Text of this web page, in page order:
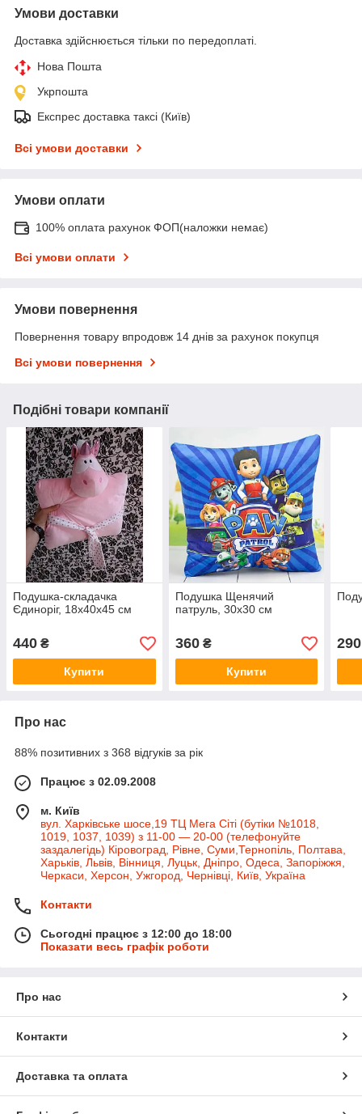
Умови доставки
Доставка здійснюється тільки по передоплаті.
Нова Пошта
Укрпошта
Експрес доставка таксі (Київ)
Всі умови доставки
Умови оплати
100% оплата рахунок ФОП(наложки немає)
Всі умови оплати
Умови повернення
Повернення товару впродовж 14 днів за рахунок покупця
Всі умови повернення
Подібні товари компанії
Подушка-складачка
Єдиноріг, 18х40х45 см
440 ₴
Купити
Подушка Щенячий
патруль, 30х30 см
360₴
Купити
290
Про нас
88% позитивних з 368 відгуків за рік
Працює з 02.09.2008
м. Київ
вул. Харківське шосе,19 ТЦ Мега Сіті (бутіки №1018,
1019, 1037, 1039) з 11-00 — 20-00 (телефонуйте
заздалегідь) Кіровоград, Рівне, Суми,Тернопіль, Полтава,
Харьків, Львів, Вінниця, Луцьк, Дніпро, Одеса, Запоріжжя,
Черкаси, Херсон, Ужгород, Чернівці, Київ, Україна
Контакти
Сьогодні працює з 12:00 до 18:00
Показати весь графік роботи
Про нас
Контакти
Доставка та оплата